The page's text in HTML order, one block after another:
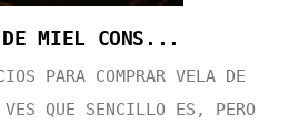
MIEL CONS...
PARA COMPRAR VELA DE
QUE SENCILLO ES, PERO